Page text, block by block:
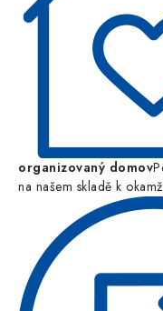
organizovaný domov
na našem skladě k